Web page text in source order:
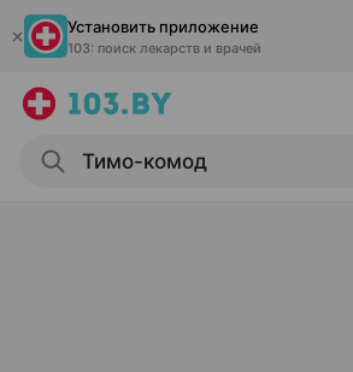
Установить приложение
103: поиск лекарств и врачей